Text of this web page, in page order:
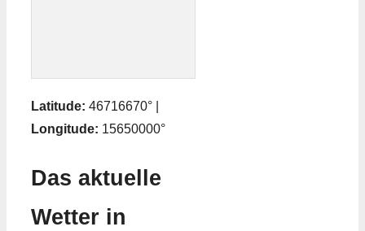
Latitude: 46716670° |
Longitude: 15650000°
Das aktuelle
Wetter in